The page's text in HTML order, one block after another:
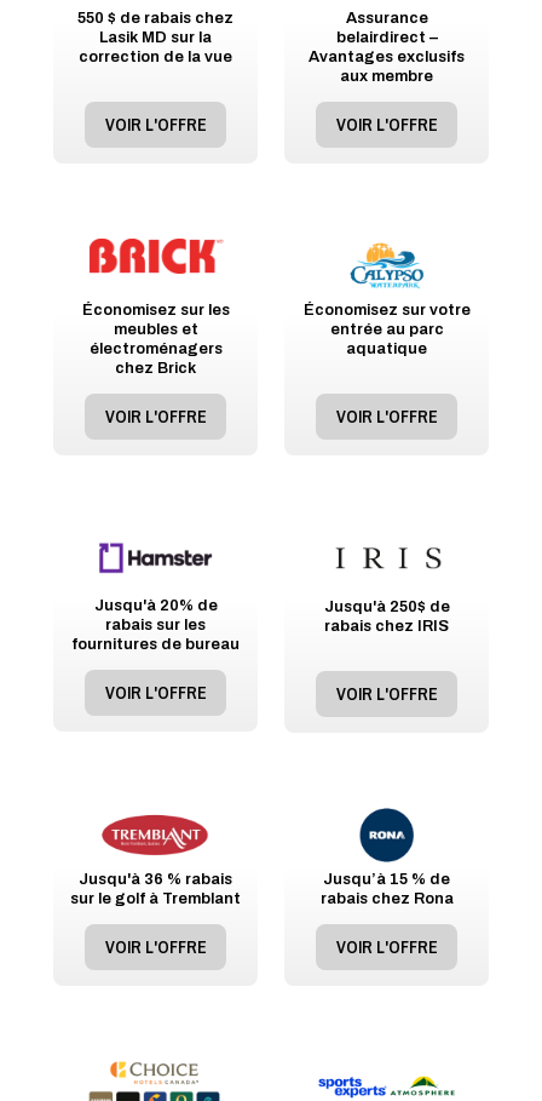
550 $ de rabais chez
Lasik MD sur la
correction de la vue
VOIR L'OFFRE
Assurance
belairdirect –
Avantages exclusifs
aux membre
VOIR L'OFFRE
Économisez sur les
meubles et
électroménagers
chez Brick
VOIR L'OFFRE
Économisez sur votre
entrée au parc
aquatique
VOIR L'OFFRE
Jusqu'à 20% de
rabais sur les
fournitures de bureau
VOIR L'OFFRE
Jusqu'à 250$ de
rabais chez IRIS
VOIR L'OFFRE
Jusqu'à 36 % rabais
sur le golf à Tremblant
VOIR L'OFFRE
Jusqu’à 15 % de
rabais chez Rona
VOIR L'OFFRE